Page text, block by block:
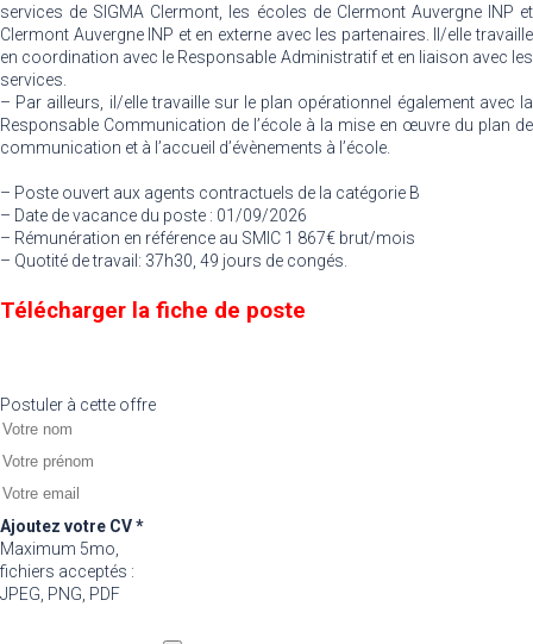
services de SIGMA Clermont, les écoles de Clermont Auvergne INP et
Clermont Auvergne INP et en externe avec les partenaires. Il/elle travaille
en coordination avec le Responsable Administratif et en liaison avec les
services.
– Par ailleurs, il/elle travaille sur le plan opérationnel également avec la
Responsable Communication de l’école à la mise en œuvre du plan de
communication et à l’accueil d’évènements à l’école.
– Poste ouvert aux agents contractuels de la catégorie B
– Date de vacance du poste : 01/09/2026
– Rémunération en référence au SMIC 1 867€ brut/mois
– Quotité de travail: 37h30, 49 jours de congés.
Télécharger la fiche de poste
Postuler à cette offre
Ajoutez votre CV *
Maximum 5mo,
fichiers acceptés :
JPEG, PNG, PDF